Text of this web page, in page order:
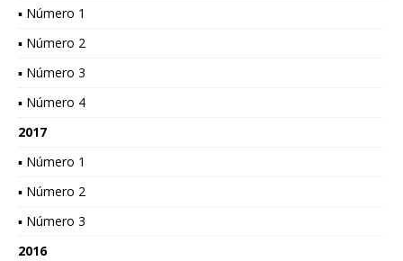
▪ Número 1
▪ Número 2
▪ Número 3
▪ Número 4
2017
▪ Número 1
▪ Número 2
▪ Número 3
2016